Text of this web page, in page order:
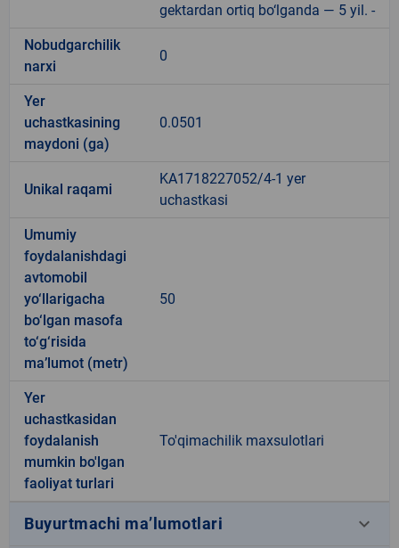
gektardan ortiq bo‘lganda — 5 yil. -
Nobudgarchilik
narxi
0
Yer
uchastkasining
maydoni (ga)
0.0501
Unikal raqami
KA1718227052/4-1 yer
uchastkasi
Umumiy
foydalanishdagi
avtomobil
yo‘llarigacha
bo‘lgan masofa
to‘g‘risida
ma’lumot (metr)
50
Yer
uchastkasidan
foydalanish
mumkin bo'lgan
faoliyat turlari
To'qimachilik maxsulotlari
Buyurtmachi ma’lumotlari keyboard_arrow_down